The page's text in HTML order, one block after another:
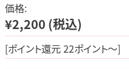
価格:
¥2,200 (税込)
[ポイント還元 22ポイント～]